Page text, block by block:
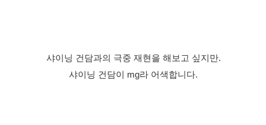
샤이닝 건담과의 극중 재현을 해보고 싶지만.
샤이닝 건담이 mg라 어색합니다.